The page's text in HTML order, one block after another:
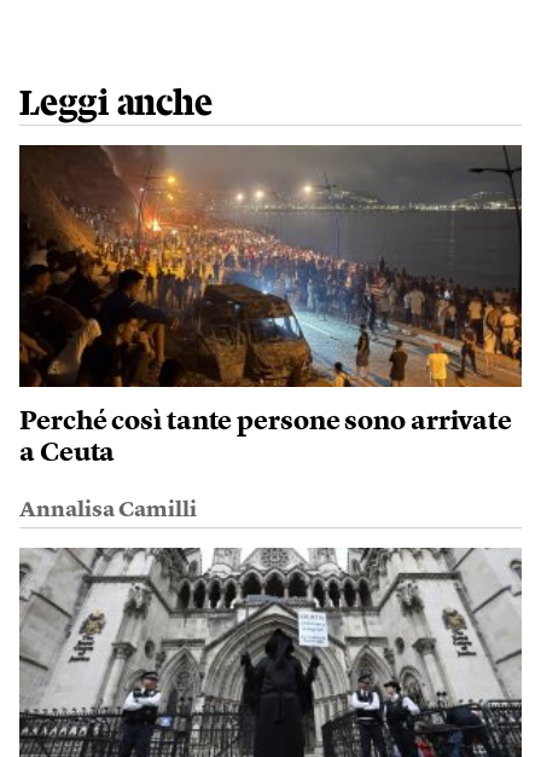
Leggi anche
Perché così tante persone sono arrivate
a Ceuta
Annalisa Camilli